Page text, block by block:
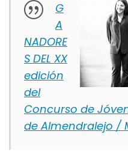
G
A
NADORE
S DEL XX
edición
del
Concurso de
de Almendralejo /